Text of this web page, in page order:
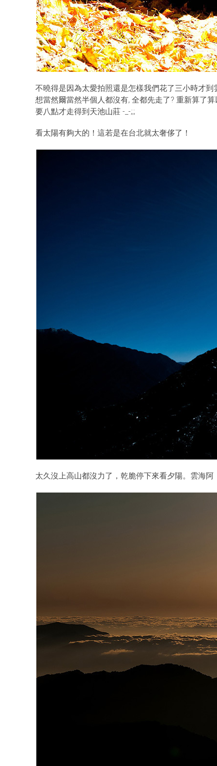
不曉得是因為太愛拍照還是怎樣我們花了三小時才到
想當然爾當然半個人都沒有, 全都先走了? 重新算了
要八點才走得到天池山莊 -_-;;;
看太陽有夠大的！這若是在台北就太奢侈了！
太久沒上高山都沒力了，乾脆停下來看夕陽。雲海阿